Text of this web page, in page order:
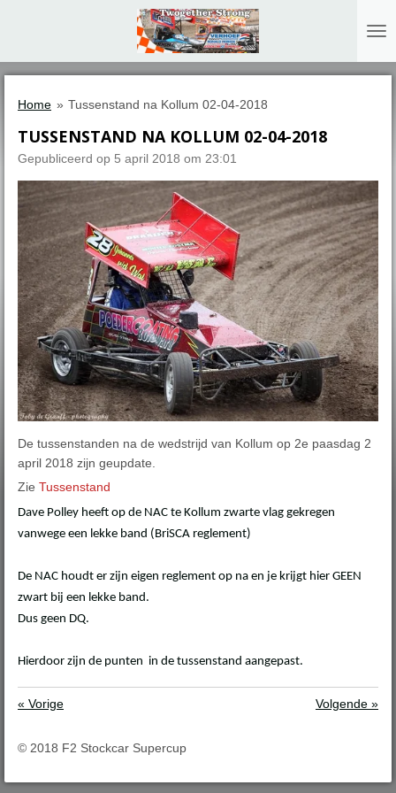
de
Home » Tussenstand na Kollum 02-04-2018
TUSSENSTAND NA KOLLUM 02-04-2018
Gepubliceerd op 5 april 2018 om 23:01
De tussenstanden na de wedstrijd van Kollum op 2e paasdag 2
april 2018 zijn geupdate.
Zie Tussenstand
Dave Polley heeft op de NAC te Kollum zwarte vlag gekregen
vanwege een lekke band (BriSCA reglement)
De NAC houdt er zijn eigen reglement op na en je krijgt hier GEEN
zwart bij een lekke band.
Dus geen DQ.
Hierdoor zijn de punten in de tussenstand aangepast.
« Vorige Volgende »
© 2018 F2 Stockcar Supercup